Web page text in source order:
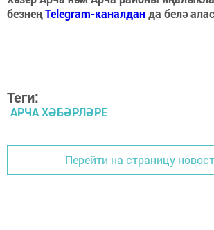
безнеңTelegram-каналданда белә
Теги:
АРЧА ХӘБӘРЛӘРЕ
Перейти на страницу